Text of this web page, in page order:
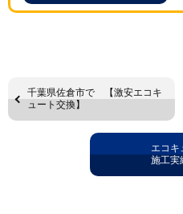
千葉県佐倉市で 【激安エコキ
ュート交換】
エコキ
施工実